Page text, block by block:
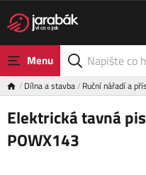
Menu
Dílna a stavba Ruční nářadí a
Elektrická tavná
POWX143